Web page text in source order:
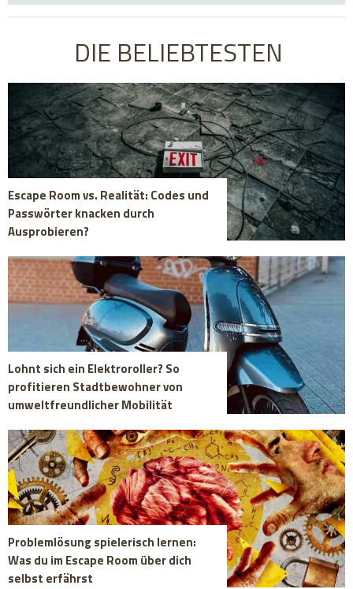
DIE BELIEBTESTEN
Escape Room vs. Realität: Codes und
Passwörter knacken durch
Ausprobieren?
Lohnt sich ein Elektroroller? So
profitieren Stadtbewohner von
umweltfreundlicher Mobilität
Problemlösung spielerisch lernen:
Was du im Escape Room über dich
selbst erfährst